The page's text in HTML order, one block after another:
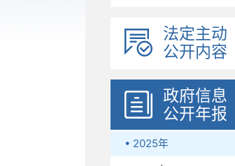
法定主动
公开内容
政府信息
公开年报
• 2025年